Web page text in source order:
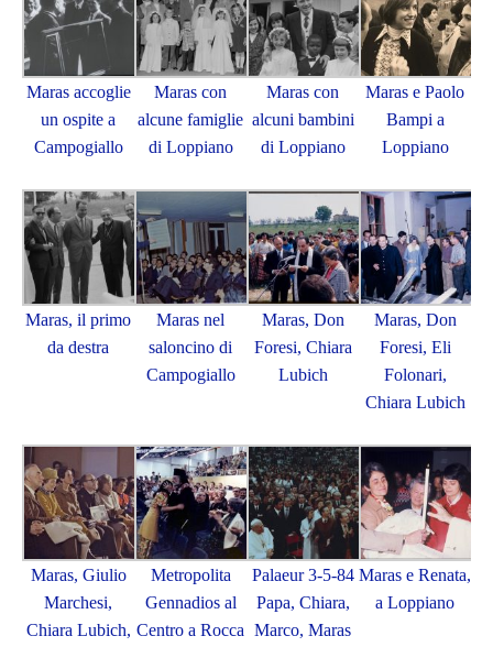
Maras accoglie
un ospite a
Campogiallo
Maras con
alcune famiglie
di Loppiano
Maras con
alcuni bambini
di Loppiano
Maras e Paolo
Bampi a
Loppiano
Maras, il primo
da destra
Maras nel
saloncino di
Campogiallo
Maras, Don
Foresi, Chiara
Lubich
Maras, Don
Foresi, Eli
Folonari,
Chiara Lubich
Maras, Giulio
Marchesi,
Chiara Lubich,
Metropolita
Gennadios al
Centro a Rocca
Palaeur 3-5-84
Papa, Chiara,
Marco, Maras
Maras e Renata,
a Loppiano